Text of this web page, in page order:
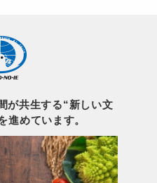
が共生する“新しい文
進めています。